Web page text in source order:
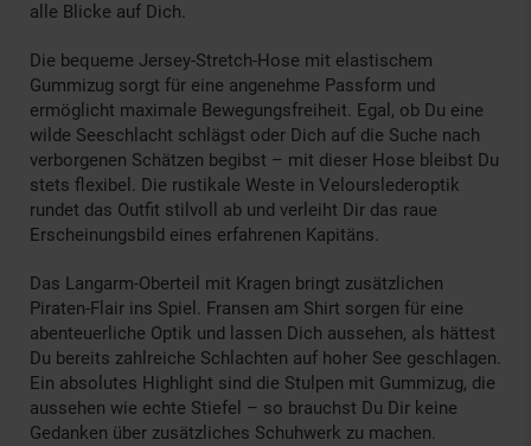
alle Blicke auf Dich.
Die bequeme Jersey-Stretch-Hose mit elastischem
Gummizug sorgt für eine angenehme Passform und
ermöglicht maximale Bewegungsfreiheit. Egal, ob Du eine
wilde Seeschlacht schlägst oder Dich auf die Suche nach
verborgenen Schätzen begibst – mit dieser Hose bleibst Du
stets flexibel. Die rustikale Weste in Velourslederoptik
rundet das Outfit stilvoll ab und verleiht Dir das raue
Erscheinungsbild eines erfahrenen Kapitäns.
Das Langarm-Oberteil mit Kragen bringt zusätzlichen
Piraten-Flair ins Spiel. Fransen am Shirt sorgen für eine
abenteuerliche Optik und lassen Dich aussehen, als hättest
Du bereits zahlreiche Schlachten auf hoher See geschlagen.
Ein absolutes Highlight sind die Stulpen mit Gummizug, die
aussehen wie echte Stiefel – so brauchst Du Dir keine
Gedanken über zusätzliches Schuhwerk zu machen.